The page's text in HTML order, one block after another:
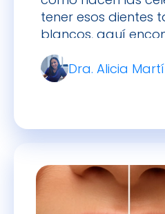
tener esos dientes
blancos, aquí
respuesta.
se han sometido a
(tanto en España
Dra. Alicia